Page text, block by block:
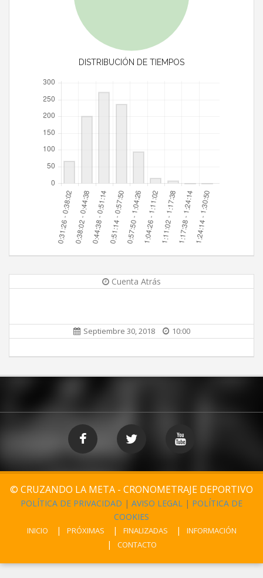
DISTRIBUCIÓN DE TIEMPOS
Cuenta Atrás
Septiembre 30, 2018 10:00
© CRUZANDO LA META - CRONOMETRAJE DEPORTIVO
POLÍTICA DE PRIVACIDAD | AVISO LEGAL | POLÍTICA DE
COOKIES
INICIO PRÓXIMAS FINALIZADAS
INFORMACIÓN
CONTACTO